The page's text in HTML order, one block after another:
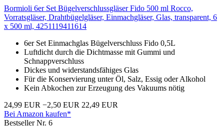
Bormioli 6er Set Bügelverschlussgläser Fido 500 ml Rocco,
Vorratsgläser, Drahtbügelgläser, Einmachgläser, Glas, transparent, 6
x 500 ml, 4251119411614
6er Set Einmachglas Bügelverschluss Fido 0,5L
Luftdicht durch die Dichtmasse mit Gummi und
Schnappverschluss
Dickes und widerstandsfähiges Glas
Für die Konservierung unter Öl, Salz, Essig oder Alkohol
Kein Abkochen zur Erzeugung des Vakuums nötig
24,99 EUR −2,50 EUR 22,49 EUR
Bei Amazon kaufen*
Bestseller Nr. 6